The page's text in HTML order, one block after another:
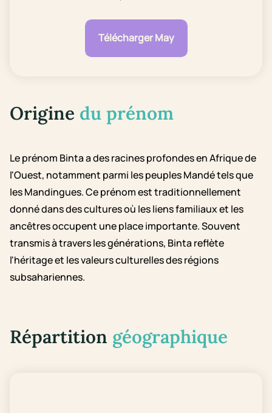
Télécharger May
Origine du prénom
Le prénom Binta a des racines profondes en Afrique de
l'Ouest, notamment parmi les peuples Mandé tels que
les Mandingues. Ce prénom est traditionnellement
donné dans des cultures où les liens familiaux et les
ancêtres occupent une place importante. Souvent
transmis à travers les générations, Binta reflète
l'héritage et les valeurs culturelles des régions
subsahariennes.
Répartition géographique